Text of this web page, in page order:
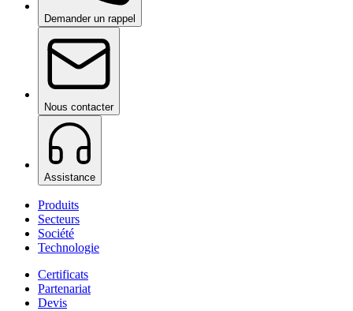
Demander un rappel
Nous contacter
Assistance
Produits
Secteurs
Société
Technologie
Certificats
Partenariat
Devis